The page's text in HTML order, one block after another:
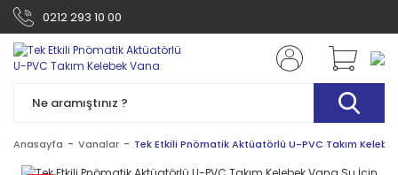
0212 293 10 00
Anasayfa Vanalar Tek Etkili Pnömatik Aktüatörlü U-PVC Takım